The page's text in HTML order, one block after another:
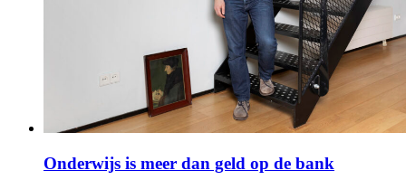
Onderwijs is meer dan geld op de bank